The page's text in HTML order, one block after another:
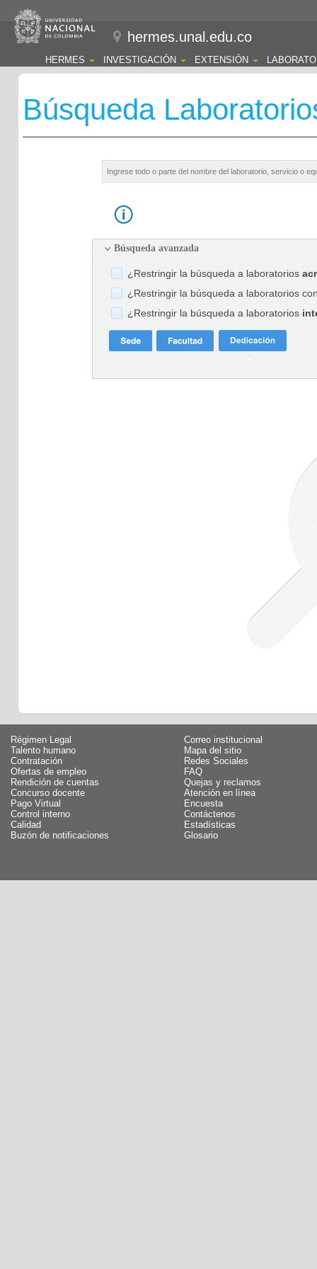
hermes.unal.edu.co
HERMES INVESTIGACIÓN EXTENSIÓN
Búsqueda
Búsqueda avanzada
¿Restringir la búsqueda a laboratorios
¿Restringir la búsqueda a laboratorios
¿Restringir la búsqueda a laboratorios
Régimen Legal
Talento humano
Contratación
Ofertas de empleo
Rendición de cuentas
Concurso docente
Pago Virtual
Control interno
Calidad
Buzón de notificaciones
Correo institucional
Mapa del sitio
Redes Sociales
FAQ
Quejas y reclamos
Atención en línea
Encuesta
Contáctenos
Estadísticas
Glosario